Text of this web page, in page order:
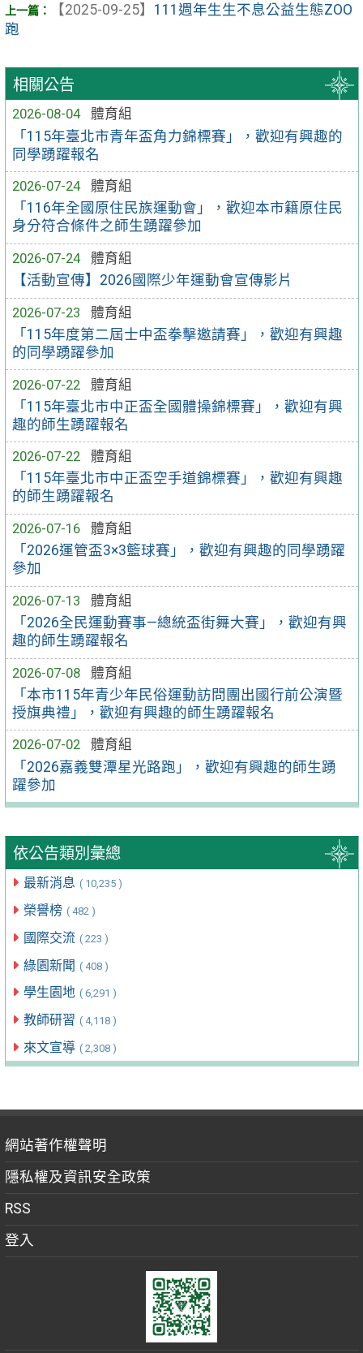
相關公告
2026-08-04
體育組
「115年臺北市青年盃角力錦標賽」，歡迎有興趣的
同學踴躍報名
2026-07-24
體育組
「116年全國原住民族運動會」，歡迎本市籍原住民
身分符合條件之師生踴躍參加
2026-07-24
體育組
【活動宣傳】2026國際少年運動會宣傳影片
2026-07-23
體育組
「115年度第二屆士中盃拳擊邀請賽」，歡迎有興趣
的同學踴躍參加
2026-07-22
體育組
「115年臺北市中正盃全國體操錦標賽」，歡迎有興
趣的師生踴躍報名
2026-07-22
體育組
「115年臺北市中正盃空手道錦標賽」，歡迎有興趣
的師生踴躍報名
2026-07-16
體育組
「2026運管盃3×3籃球賽」，歡迎有興趣的同學踴躍
參加
2026-07-13
體育組
「2026全民運動賽事—總統盃街舞大賽」，歡迎有興
趣的師生踴躍報名
2026-07-08
體育組
「本市115年青少年民俗運動訪問團出國行前公演暨
授旗典禮」，歡迎有興趣的師生踴躍報名
2026-07-02
體育組
「2026嘉義雙潭星光路跑」，歡迎有興趣的師生踴
躍參加
依公告類別彙總
最新消息 ( 10,235 )
榮譽榜 ( 482 )
國際交流 ( 223 )
綠園新聞 ( 408 )
學生園地 ( 6,291 )
教師研習 ( 4,118 )
來文宣導 ( 2,308 )
【2025-09-25】 111週年生生不息公益生態ZOO
跑
網站著作權聲明
隱私權及資訊安全政策
RSS
登入